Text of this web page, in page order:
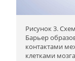
Рисунок 3.
Барьер
контактами
клетками